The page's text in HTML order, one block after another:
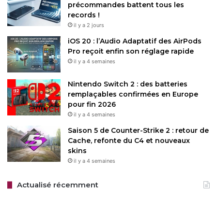
TV(Android 12) motorise les deux séries. Et les deux
proposent un accès simplifié à des plateformes
commeNetflix,
de l’assistant vocal Gemini pour des commandes
naturelles. La transition entre le gaming et le streaming est
quasiment fluide, et la synchronisation des paramètres via
un compte Google améliore l’expérience multi-appareils.
Les téléviseurs supportent égalementAirPlay
2etMiracastpour une connectivité sans fil.
Disponibles dès mars 2025, les prix de la série C6K
tandis que la C7K commence à 799 € pour la même taille,
précommandes battent tous les
records !
il y a 2 jours
iOS 20 : l’Audio Adaptatif des AirPods
Pro reçoit enfin son réglage rapide
il y a 4 semaines
Nintendo Switch 2 : des batteries
remplaçables confirmées en Europe
pour fin 2026
il y a 4 semaines
Saison 5 de Counter-Strike 2 : retour de
Cache, refonte du C4 et nouveaux
skins
il y a 4 semaines
Actualisé récemment